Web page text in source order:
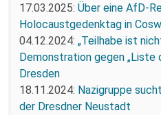
17.03.2025: Über eine AfD-
Holocaustgedenktag in
04.12.2024: „Teilhabe ist
Demonstration gegen „Liste
Dresden
18.11.2024: Nazigruppe
der Dresdner Neustadt